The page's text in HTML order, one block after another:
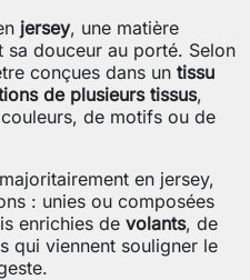
jersey, une matière
douceur au porté. Selon
conçues dans un tissu
de plusieurs tissus,
de motifs ou de
en jersey,
: unies ou composées
enrichies de volants, de
qui viennent souligner le